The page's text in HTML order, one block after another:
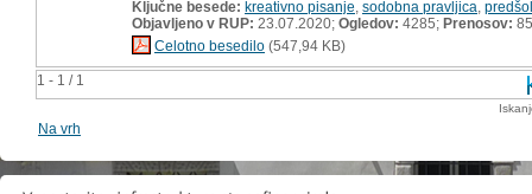
1 - 1 / 1
Ključne besede: kreativno pisanje sodobna pravljica
Objavljeno v RUP: 23.07.2020; Ogledov: 4285; Prenosov: 85
Celotno besedilo (547,94 KB)
Na vrh